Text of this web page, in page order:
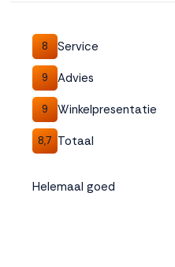
8 Service
9 Advies
9 Winkelpresentatie
8,7 Totaal
Helemaal goed